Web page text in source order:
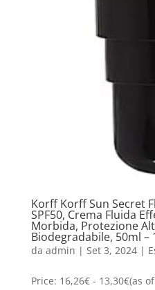
Korff Korff Sun Secret
SPF50, Crema Fluida
Morbida, Protezione
Biodegradabile, 50ml –
da admin | Set 3, 2024|
Price: 16,26€ - 13,30€(as